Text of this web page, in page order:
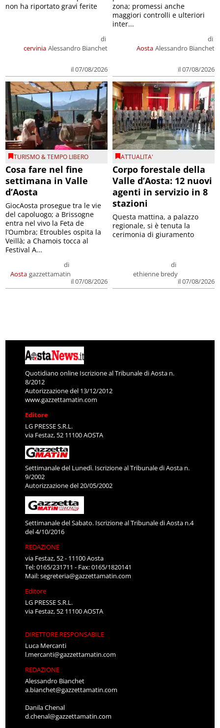
cervinia
di
Alessandro Bianchet
il 07/08/2026
non ha riportato gravi ferite
Aosta
di
Alessandro Bianchet
il 07/08/2026
zona; promessi anche
maggiori controlli e ulteriori
inter...
TURISMO & TEMPO LIBERO
Cosa fare nel fine
settimana in Valle
d’Aosta
Aosta
di
gazzettamatin
il 07/08/2026
GiocAosta prosegue tra le vie
del capoluogo; a Brissogne
entra nel vivo la Feta de
l’Oumbra; Etroubles ospita la
Veillà; a Chamois tocca al
Festival A...
ATTUALITA'
Corpo forestale della
Valle d’Aosta: 12 nuovi
agenti in servizio in 8
stazioni
di
ethienne bredy
il 07/08/2026
Questa mattina, a palazzo
regionale, si è tenuta la
cerimonia di giuramento
Quotidiano online Iscrizione al Tribunale di Aosta n.
8/2012
Autorizzazione del 13/12/2012
www.gazzettamatin.com
Editore
LG PRESSE S.R.L.
via Festaz, 52 11100 AOSTA
Settimanale del Lunedì. Iscrizione al Tribunale di Aosta n.
9/2002
Autorizzazione del 20/05/2002
Settimanale del Sabato. Iscrizione al Tribunale di Aosta n.4
del 4/10/2016
REDAZIONE
via Festaz, 52 - 11100 Aosta
Tel: 0165/231711 - Fax: 0165/1820141
Mail:segreteria@gazzettamatin.com
Editore
LG PRESSE S.R.L.
via Festaz, 52 11100 AOSTA
DIRETTORE RESPONSABILE
Luca Mercanti
l.mercanti@gazzettamatin.com
REDAZIONE
Alessandro Bianchet
a.bianchet@gazzettamatin.com
Danila Chenal
d.chenal@gazzettamatin.com